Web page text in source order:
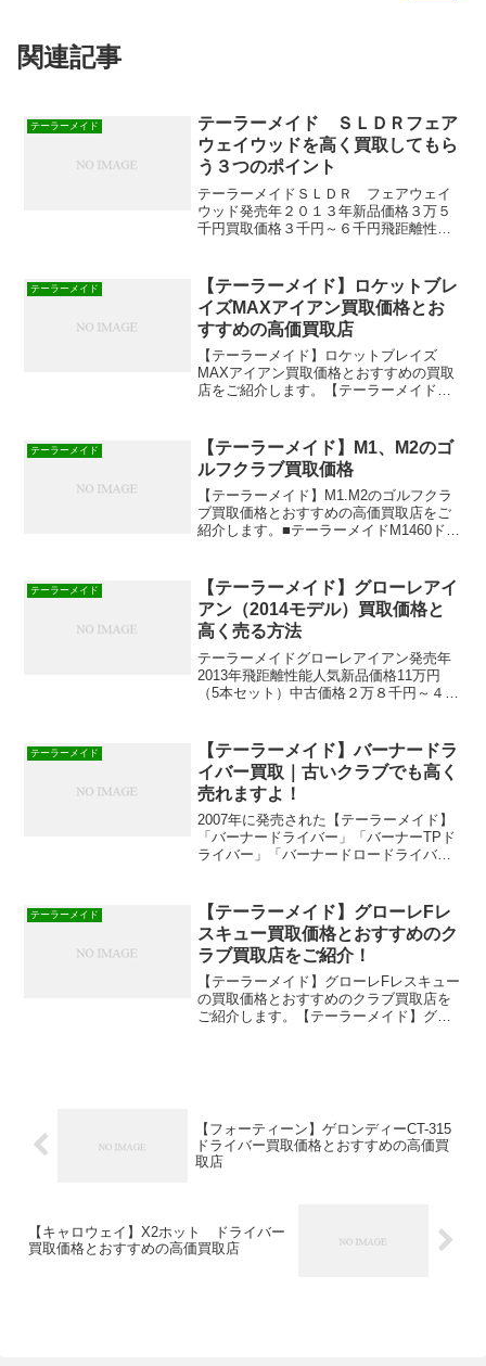
関連記事
テーラーメイド
テーラーメイド ＳＬＤＲフェア
ウェイウッドを高く買取してもら
う３つのポイント
テーラーメイドＳＬＤＲ フェアウェイ
ウッド発売年２０１３年新品価格３万５
千円買取価格３千円～６千円飛距離性能
ＤＲ フェアウェイウッドを高く買取し
てもらう為の３つのポイン...
テーラーメイド
【テーラーメイド】ロケットブレ
イズMAXアイアン買取価格とお
すすめの高価買取店
【テーラーメイド】ロケットブレイズ
MAXアイアン買取価格とおすすめの買取
店をご紹介します。【テーラーメイド】
価格装着シャフト：TM7-113（5番アイア
ンからP...
テーラーメイド
【テーラーメイド】M1、M2のゴ
ルフクラブ買取価格
【テーラーメイド】M1.M2のゴルフクラ
ブ買取価格とおすすめの高価買取店をご
紹介します。■テーラーメイドM1460ドラ
14,300円■テーラーメイ...
テーラーメイド
【テーラーメイド】グローレアイ
アン（2014モデル）買取価格と
高く売る方法
テーラーメイドグローレアイアン発売年
2013年飛距離性能人気新品価格11万円
（5本セット）中古価格２万８千円～４万
価格は２０１６年２月の参考価格です。
グローレとして...
テーラーメイド
【テーラーメイド】バーナードラ
イバー買取｜古いクラブでも高く
売れますよ！
2007年に発売された【テーラーメイド】
「バーナードライバー」「バーナーTPド
ライバー」「バーナードロードライバ
店で買取してもらう方が断然高く売れま
すよ！
テーラーメイド
【テーラーメイド】グローレFレ
スキュー買取価格とおすすめのク
ラブ買取店をご紹介！
【テーラーメイド】グローレFレスキュー
の買取価格とおすすめのクラブ買取店を
ご紹介します。【テーラーメイド】グロ
【フォーティーン】ゲロンディーCT-315
ドライバー買取価格とおすすめの高価買
取店
【キャロウェイ】X2ホット ドライバー
買取価格とおすすめの高価買取店